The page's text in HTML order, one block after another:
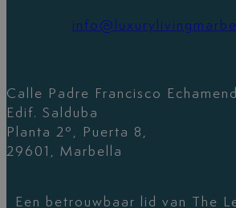
Calle Padre Francisco
Edif. Salduba
Planta 2º, Puerta 8,
29601, Marbella
Een betrouwbaar lid van The